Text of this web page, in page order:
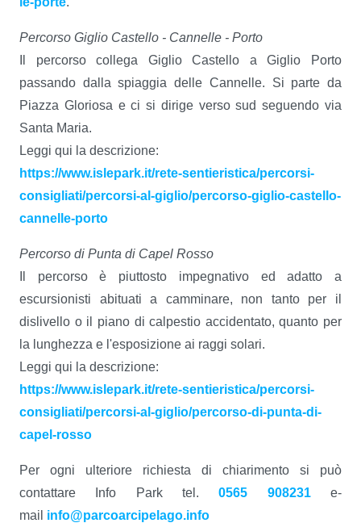
Percorso Giglio Castello - Cannelle - Porto
Il percorso collega Giglio Castello a Giglio Porto
passando dalla spiaggia delle Cannelle. Si parte da
Piazza Gloriosa e ci si dirige verso sud seguendo via
Santa Maria.
Leggi qui la descrizione:
https://www.islepark.it/rete-sentieristica/percorsi-
consigliati/percorsi-al-giglio/percorso-giglio-castello-
cannelle-porto
Percorso di Punta di Capel Rosso
Il percorso è piuttosto impegnativo ed adatto a
escursionisti abituati a camminare, non tanto per il
dislivello o il piano di calpestio accidentato, quanto per
la lunghezza e l'esposizione ai raggi solari.
Leggi qui la descrizione:
https://www.islepark.it/rete-sentieristica/percorsi-
consigliati/percorsi-al-giglio/percorso-di-punta-di-
capel-rosso
Per ogni ulteriore richiesta di chiarimento si può
contattare Info Park tel.0565 908231e-
mail info@parcoarcipelago.info